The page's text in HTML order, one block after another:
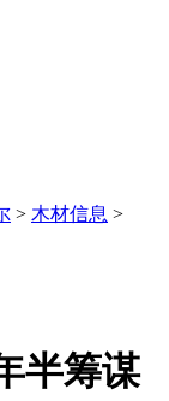
> 木材信息 >
半筹谋